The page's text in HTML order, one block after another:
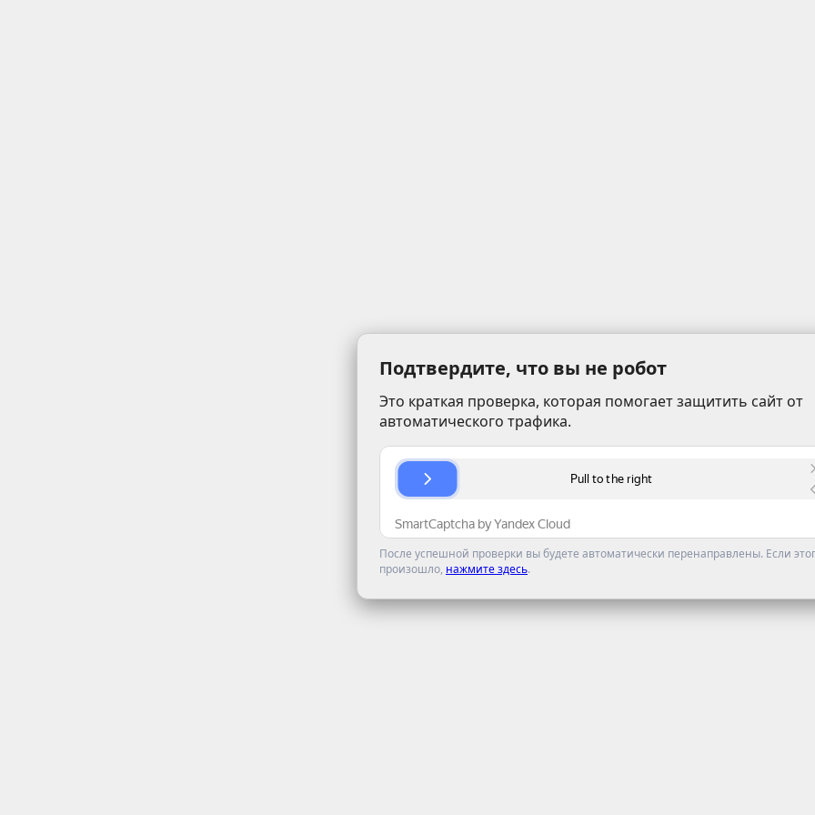
Подтвердите, что вы не робот
Это краткая проверка, которая помогает защитить сайт от
автоматического трафика.
После успешной проверки вы будете автоматически перенаправлены. Если
произошло, нажмите здесь.